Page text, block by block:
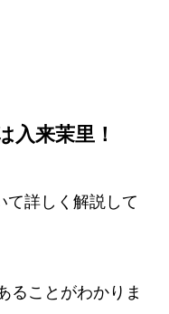
入来茉里！
て詳しく解説して
ることがわかりま